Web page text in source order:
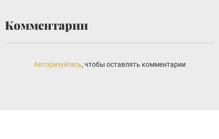
Комментарии
Авторизуйтесь, чтобы оставлять комментарии